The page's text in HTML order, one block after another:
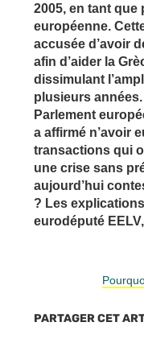
2005, en tant
européenne.
accusée d’avoir
afin d’aider la
dissimulant
plusieurs
Parlement
a affirmé n’avoir
transactions qui
une crise sans
aujourd’hui
? Les
eurodéputé
PARTAGER CET